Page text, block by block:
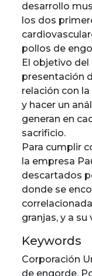
desarrollo
los dos
pollos de
El objetivo
presentación
relación con
y hacer un
generan en
sacrificio.
Para cumplir
la empresa
descartados
donde se
granjas, y a
Keywords
Corporación
de engorde,